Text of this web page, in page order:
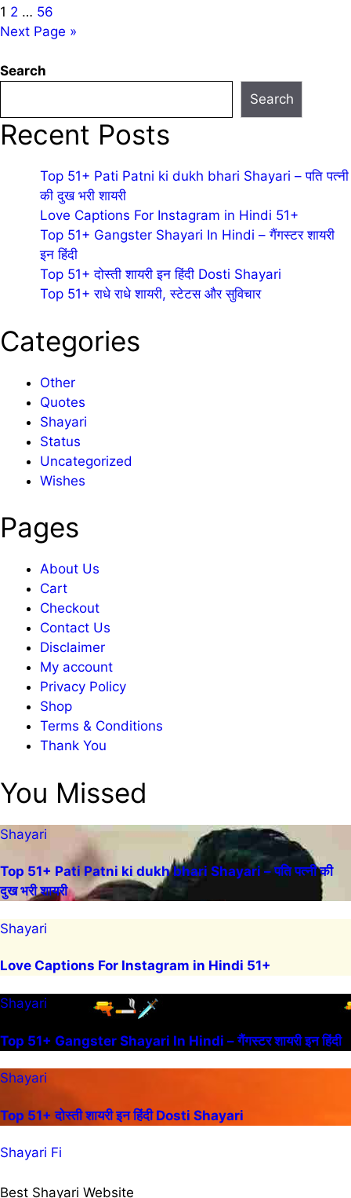
Posts
pagination
1 2 … 56
Next Page »
Search
Search
Recent Posts
Top 51+ Pati Patni ki dukh bhari Shayari – पति पत्नी
की दुख भरी शायरी
Love Captions For Instagram in Hindi 51+
Top 51+ Gangster Shayari In Hindi – गैंगस्टर शायरी
इन हिंदी
Top 51+ दोस्ती शायरी इन हिंदी Dosti Shayari
Top 51+ राधे राधे शायरी, स्टेटस और सुविचार
Categories
Other
Quotes
Shayari
Status
Uncategorized
Wishes
Pages
About Us
Cart
Checkout
Contact Us
Disclaimer
My account
Privacy Policy
Shop
Terms & Conditions
Thank You
You Missed
Shayari
Top 51+ Pati Patni ki dukh bhari Shayari – पति पत्नी की
दुख भरी शायरी
Shayari
Love Captions For Instagram in Hindi 51+
Shayari
Top 51+ Gangster Shayari In Hindi – गैंगस्टर शायरी इन हिंदी
Shayari
Top 51+ दोस्ती शायरी इन हिंदी Dosti Shayari
Shayari Fi
Best Shayari Website